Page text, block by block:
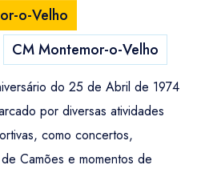
o-Velho
CM Montemor-o-Velho
do 25 de Abril de 1974
por diversas atividades
como concertos,
Camões e momentos de